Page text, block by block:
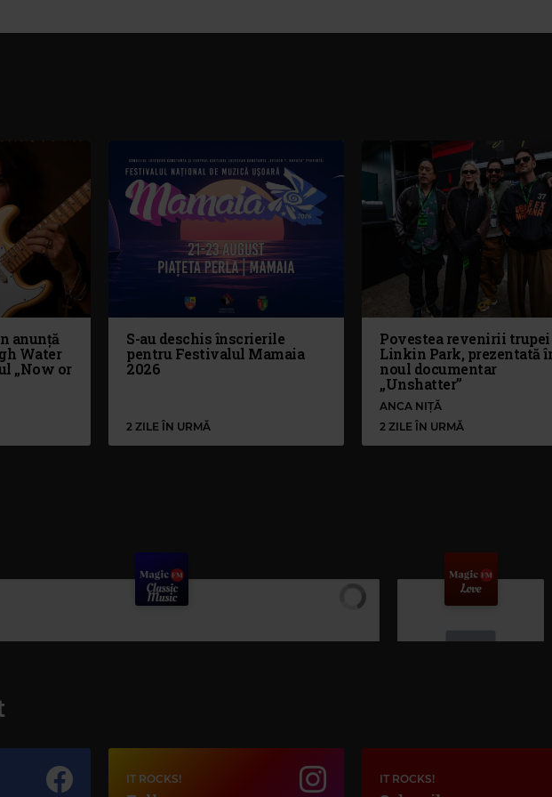
anunță
Water
„Now or
S-au deschis înscrierile
pentru Festivalul Mamaia
2026
2 ZILE ÎN URMĂ
Povestea revenirii trupei
Linkin Park, prezentată
noul documentar
„Unshatter”
ANCA NIȚĂ
2 ZILE ÎN URMĂ
Magic Love
10CC
IT ROCKS! IT ROCKS!